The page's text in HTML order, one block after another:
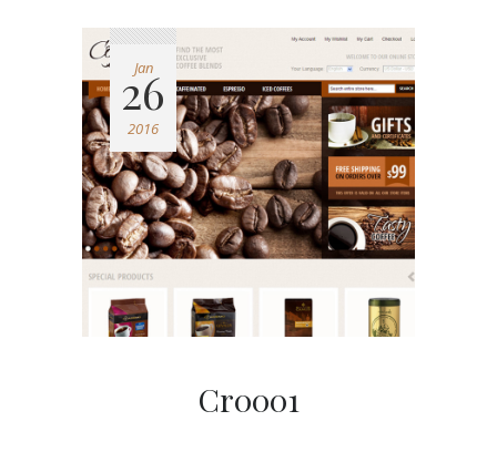
Jan
26
2016
Cr0001